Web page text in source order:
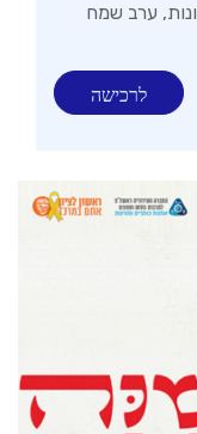
ערב שמח
לרכישה